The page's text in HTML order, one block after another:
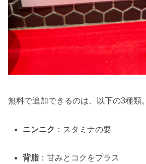
無料で追加できるのは、以下の3種類。
ニンニク ：スタミナの要
背脂 ：甘みとコクをプラス